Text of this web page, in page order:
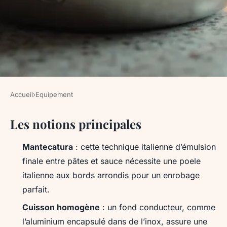
EQUIPEMENT
Optimiser votre cuisine
italienne avec une poêle
efficace
• 10 min de lecture
Accueil›Equipement
Les notions principales
Mantecatura : cette technique italienne d’émulsion
finale entre pâtes et sauce nécessite une poele
italienne aux bords arrondis pour un enrobage
parfait.
Cuisson homogène : un fond conducteur, comme
l’aluminium encapsulé dans de l’inox, assure une